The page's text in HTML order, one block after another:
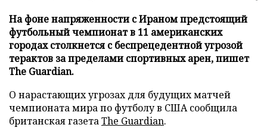
На фоне напряженности с Ираном предстоящий
футбольный чемпионат в 11 американских
городах столкнется с беспрецедентной угрозой
терактов за пределами спортивных арен, пишет
The Guardian.
О нарастающих угрозах для будущих матчей
чемпионата мира по футболу в США сообщила
британская газетаThe Guardian.